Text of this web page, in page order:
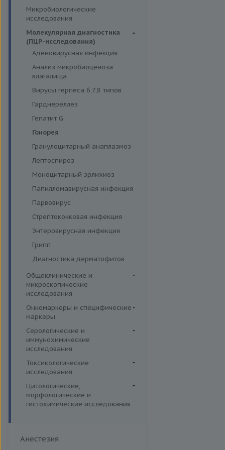
Гормоны и их метаболиты в
крови
Скрининговые исследования
Маркёры воспаления и
Маркёры риска сердечно-
сосудистых заболеваний
Обмен белков
Обмен железа
Пигментный обмен
Углеводный обмен
Ферменты
Иммуномодуляторы
Микробиологические
исследования
Молекулярная диагностика
(ПЦР-исследования)
Аденовирусная инфекция
Анализ микробиоценоза
влагалища
Вирусы герпеса 6,7,8 типов
Гарднереллез
Гепатит G
Гонорея
Гранулоцитарный анаплазмоз
Лептоспироз
Моноцитарный эрлихиоз
Папилломавирусная инфекция
Парвовирус
Стрептококковая инфекция
Энтеровирусная инфекция
Грипп
Диагностика дерматофитов
Общеклинические и
микроскопические
исследования
Кал
Кровь
Мокрота
Моча
Микроскопические
исследования
Онкомаркеры и специфические
маркеры
Онкомаркеры
Специфические маркеры
Серологические и
иммунохимические
исследования
ВИЧ
Коронавирус (COVID-19)
Сифилис
Боррелиоз (болезнь Лайма)
Вирус простого герпеса
Токсикологические
исследования
Лекарственный мониторинг
Комплексные исследования
Вирусные гепатиты
Здоровье ребенка
металлы (Кровь)
Цитологические,
морфологические и
гистохимические исследования
Гистологические исследования
Анестезия